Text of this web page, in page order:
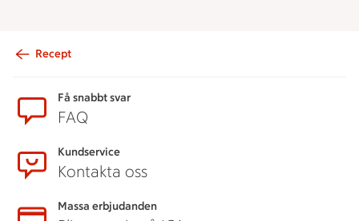
Recept
Få snabbt svar
FAQ
Kundservice
Kontakta oss
Massa erbjudanden